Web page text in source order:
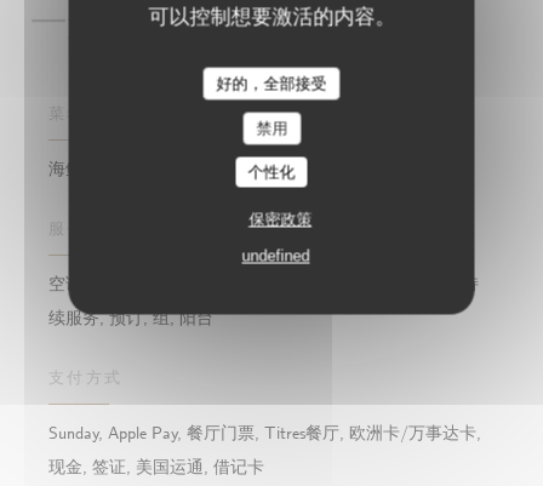
可以控制想要激活的内容。
好的，全部接受
禁用
个性化
保密政策
undefined
一般信息
菜肴
海鲜, 酿酒厂, 法国, 传统美食
空调房, 免费WiFi, 带走, 海鲜带走, 拿走订单, 客房服务, 持
续服务, 预订, 组, 阳台
支付方式
Sunday, Apple Pay, 餐厅门票, Titres餐厅, 欧洲卡/万事达卡,
现金, 签证, 美国运通, 借记卡